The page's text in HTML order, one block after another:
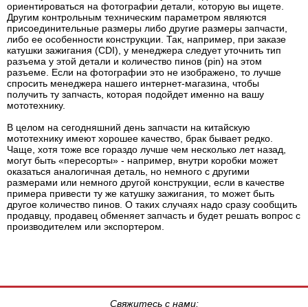
ориентироваться на фотографии детали, которую вы ищете.
Другим контрольным техническим параметром являются
присоединительные размеры либо другие размеры запчасти,
либо ее особенности конструкции. Так, например, при заказе
катушки зажигания (CDI), у менеджера следует уточнить тип
разъема у этой детали и количество пинов (pin) на этом
разъеме. Если на фотографии это не изображено, то лучше
спросить менеджера нашего интернет-магазина, чтобы
получить ту запчасть, которая подойдет именно на вашу
мототехнику.
В целом на сегодняшний день запчасти на китайскую
мототехнику имеют хорошее качество, брак бывает редко.
Чаще, хотя тоже все гораздо лучше чем несколько лет назад,
могут быть «пересорты» - например, внутри коробки может
оказаться аналогичная деталь, но немного с другими
размерами или немного другой конструкции, если в качестве
примера привести ту же катушку зажигания, то может быть
другое количество пинов. О таких случаях надо сразу сообщить
продавцу, продавец обменяет запчасть и будет решать вопрос с
производителем или экспортером.
Свяжитесь с нами: